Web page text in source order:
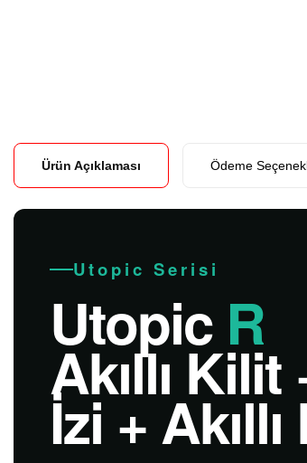
Ürün Açıklaması Ödeme
Utopic Serisi
Utopic R
Akıllı
İzi +